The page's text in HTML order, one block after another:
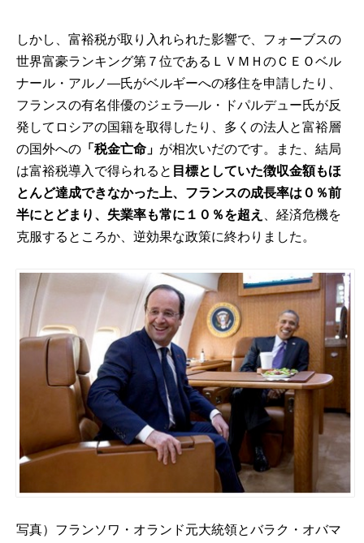
しかし、富裕税が取り入れられた影響で、フォーブスの
世界富豪ランキング第７位である ＬＶＭＨのＣＥＯベル
ナール・アルノ―氏がベルギーへの移住を申請したり、
フランスの有名俳優のジェラ―ル・ドパルデュー氏が反
発してロシアの国籍を取得したり、多くの法人と富裕層
の国外への 「税金亡命」 が相次いだのです。また、結局
は富裕税導入で得られると 目標としていた徴収金額もほ
とんど達成できなかった上、フランスの成長率は０％前
半にとどまり、失業率も常に１０％を超え
、経済危機を
克服するところか、逆効果な政策に終わりました。
写真）フランソワ・オランド元大統領とバラク・オバマ